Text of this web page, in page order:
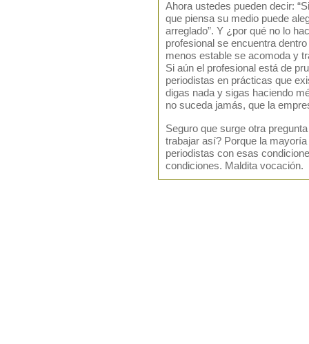
Ahora ustedes pueden decir:
que piensa su medio puede
arreglado”. Y ¿por qué no lo
profesional se encuentra
menos estable se acomoda y
Si aún el profesional está de
periodistas en prácticas que
digas nada y sigas haciendo
no suceda jamás, que la
Seguro que surge otra
trabajar así? Porque la
periodistas con esas
condiciones. Maldita vocación.